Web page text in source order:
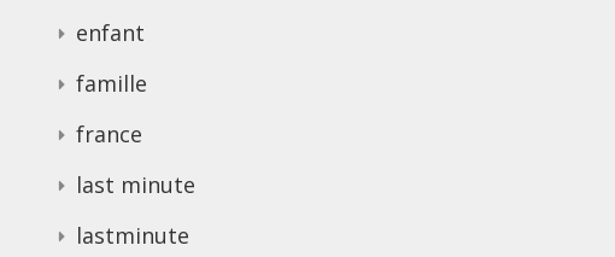
enfant
famille
france
last minute
lastminute